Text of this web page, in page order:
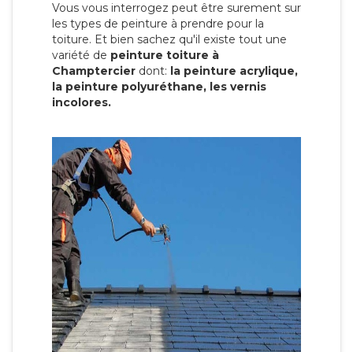
Vous vous interrogez peut être surement sur
les types de peinture à prendre pour la
toiture. Et bien sachez qu'il existe tout une
variété de peinture toiture à
Champtercier dont: la peinture acrylique,
la peinture polyuréthane, les vernis
incolores.